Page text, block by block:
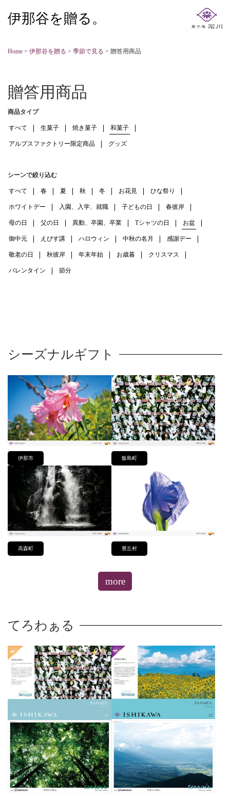
伊那谷を贈る。
Home > 伊那谷を贈る > 季節で見る > 贈答用商品
贈答用商品
商品タイプ
すべて 生菓子 焼き菓子 和菓子
アルプスファクトリー限定商品 グッズ
シーンで絞り込む
すべて 春 夏 秋 冬 お花見 ひな祭り
ホワイトデー 入園、入学、就職 子どもの日 春彼岸
母の日 父の日 異動、卒園、卒業 Tシャツの日 お盆
御中元 えびす講 ハロウィン 中秋の名月 感謝デー
敬老の日 秋彼岸 年末年始 お歳暮 クリスマス
バレンタイン 節分
シーズナルギフト
伊那市 飯島町
高森町 豊丘村
more
てろわぁる